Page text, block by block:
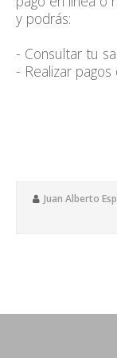
y podrás:
- Consultar tu
- Realizar
Juan Alberto